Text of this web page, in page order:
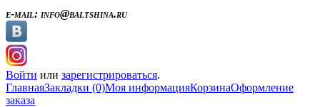
e-mail: info@baltshina.ru
Войти или зарегистрироваться.
ГлавнаяЗакладки (0)Моя информацияКорзинаОформление
заказа